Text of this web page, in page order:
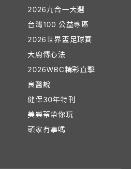
2026九合一大選
台灣100 公益專區
2026世界盃足球賽
大廚傳心法
2026WBC精彩直擊
良醫說
健保30年特刊
美樂蒂帶你玩
頭家有事嗎